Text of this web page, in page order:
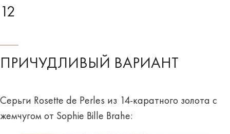
12
ПРИЧУДЛИВЫЙ ВАРИАНТ
Серьги Rosette de Perles из 14-каратного золота с
жемчугом от Sophie Bille Brahe: